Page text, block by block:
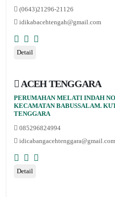
(0643)21296-21126
idikabacehtengah@gmail.com
Detail
ACEH TENGGARA
PERUMAHAN MELATI INDAH
KECAMATAN BABUSSALAM.
TENGGARA
085296824994
idicabangacehtenggara@gmail.com
Detail